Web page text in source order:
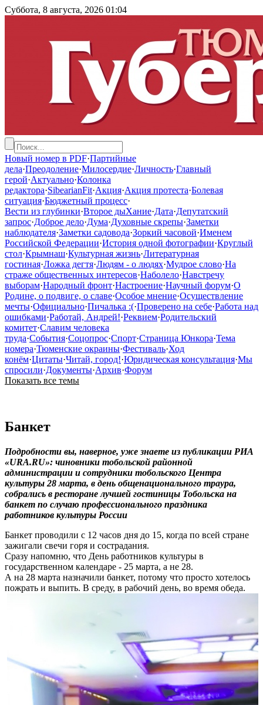
Суббота, 8 августа, 2026 01:04
Новый номер в PDF·Партийные
дела·Преодоление·Милосердие·Личность·Главный
герой·Актуально·Колонка
редактора·SibearianFit·Акция·Акция протеста·Болевая
ситуация·Бюджетный процесс·
Вести из глубинки·Второе дыХание·Дата·Депутатский
запрос·Доброе дело·Дума·Духовные скрепы·Заметки
наблюдателя·Заметки садовода·Зоркий часовой·Именем
Российской Федерации·История одной фотографии·Круглый
стол·Крымнаш·Культурная жизнь·Литературная
гостиная·Ложка дегтя·Людям - о людях·Мудрое слово·На
страже общественных интересов·Наболело·Навстречу
выборам·Народный фронт·Настроение·Научный форум·О
Родине, о подвиге, о славе·Особое мнение·Осуществление
мечты·Официально·Пичалька :(·Проверено на себе·Работа над
ошибками·Работай, Андрей!·Реквием·Родительский
комитет·Славим человека
труда·События·Соцопрос·Спорт·Страница Юнкора·Тема
номера·Тюменские окраины·Фестиваль·Ход
конём·Цитаты·Читай, город!·Юридическая консультация·Мы
спросили·Документы·Архив·Форум
Показать все темы
Банкет
Подробности вы, наверное, уже знаете из публикации РИА
«URA.RU»: чиновники тобольской районной
администрации и сотрудники тобольского Центра
культуры 28 марта, в день общенационального траура,
собрались в ресторане лучшей гостиницы Тобольска на
банкет по случаю профессионального праздника
работников культуры России
Банкет проводили с 12 часов дня до 15, когда по всей стране
зажигали свечи горя и сострадания.
Сразу напомню, что День работников культуры в
государственном календаре - 25 марта, а не 28.
А на 28 марта назначили банкет, потому что просто хотелось
пожрать и выпить. В среду, в рабочий день, во время обеда.